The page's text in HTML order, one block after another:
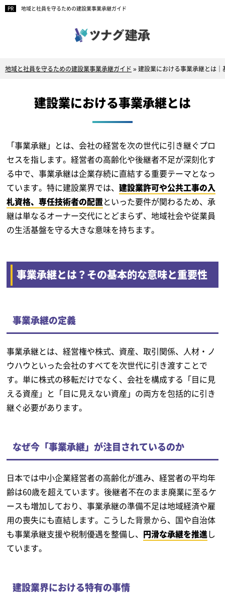
地域と社員を守るための建設業事業承継ガイド
地域と社員を守るための建設業事業承継ガイド »建設業における事業承継とは｜
建設業における事業承継とは
「事業承継」とは、会社の経営を次の世代に引き継ぐプロ
セスを指します。経営者の高齢化や後継者不足が深刻化す
る中で、事業承継は企業存続に直結する重要テーマとなっ
ています。特に建設業界では、建設業許可や公共工事の入
札資格、専任技術者の配置といった要件が関わるため、承
継は単なるオーナー交代にとどまらず、地域社会や従業員
の生活基盤を守る大きな意味を持ちます。
事業承継とは？その基本的な意味と重要性
事業承継の定義
事業承継とは、経営権や株式、資産、取引関係、人材・ノ
ウハウといった会社のすべてを次世代に引き渡すことで
す。単に株式の移転だけでなく、会社を構成する「目に見
える資産」と「目に見えない資産」の両方を包括的に引き
継ぐ必要があります。
なぜ今「事業承継」が注目されているのか
日本では中小企業経営者の高齢化が進み、経営者の平均年
齢は60歳を超えています。後継者不在のまま廃業に至るケ
ースも増加しており、事業承継の準備不足は地域経済や雇
用の喪失にも直結します。こうした背景から、国や自治体
も事業承継支援や税制優遇を整備し、 円滑な承継を推進し
ています。
建設業界における特有の事情